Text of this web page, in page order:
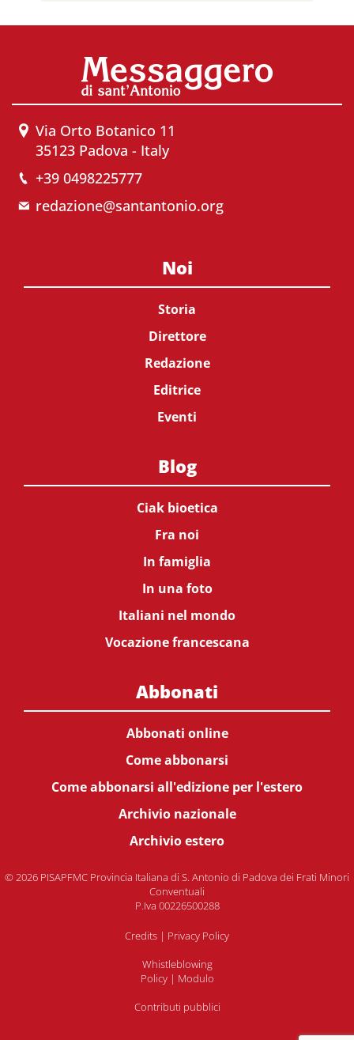
Via Orto Botanico 11
35123 Padova - Italy
+39 0498225777
redazione@santantonio.org
Noi
Storia
Direttore
Redazione
Editrice
Eventi
Blog
Ciak bioetica
Fra noi
In famiglia
In una foto
Italiani nel mondo
Vocazione francescana
Abbonati
Abbonati online
Come abbonarsi
Come abbonarsi all'edizione per l'estero
Archivio nazionale
Archivio estero
© 2026 PISAPFMC Provincia Italiana di S. Antonio di Padova dei Frati Minori
Conventuali
P.Iva 00226500288
Credits | Privacy Policy
Whistleblowing
Policy| Modulo
Contributi pubblici